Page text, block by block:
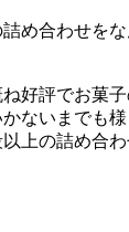
め合わせを
好評でお菓
ないまでも
上の詰め合